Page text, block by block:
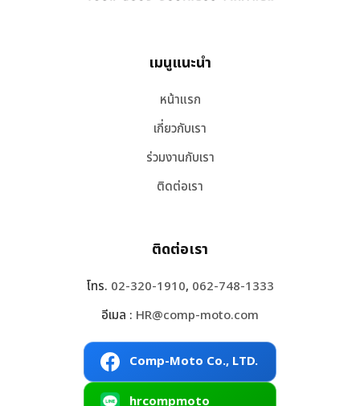
เมนูแนะนำ
หน้าแรก
เกี่ยวกับเรา
ร่วมงานกับเรา
ติดต่อเรา
ติดต่อเรา
โทร. 02-320-1910, 062-748-1333
อีเมล : HR@comp-moto.com
Comp-Moto Co., LTD.
hrcompmoto